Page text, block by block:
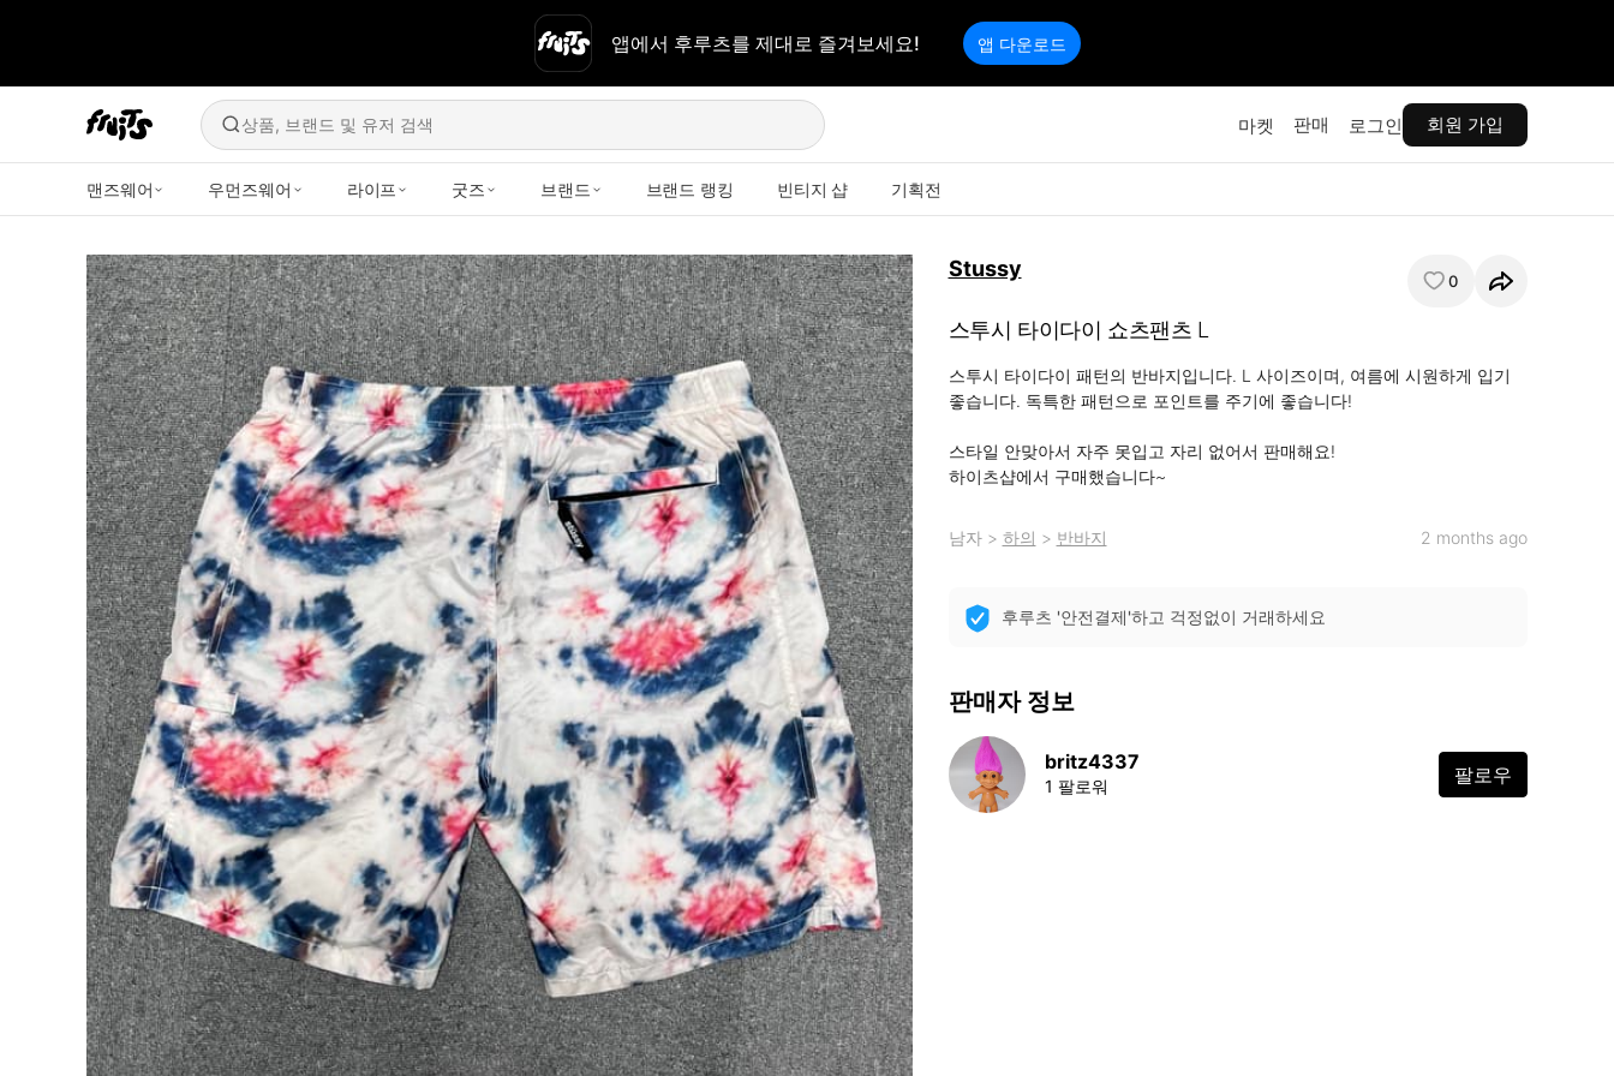
앱에서 후루츠를 제대로 즐겨보세요! 앱 다운로드
상품, 브랜드 및 유저 검색 마켓 판매 로그인 회원 가입
맨즈웨어 우먼즈웨어 라이프 굿즈 브랜드 브랜드 랭킹 빈티지 샵 기획전
Stussy 0
스투시 타이다이 쇼츠팬츠 L
스투시 타이다이 패턴의 반바지입니다. L 사이즈이며, 여름에 시원하게 입기
좋습니다. 독특한 패턴으로 포인트를 주기에 좋습니다!
스타일 안맞아서 자주 못입고 자리 없어서 판매해요!
하이츠샵에서 구매했습니다~
남자> 하의 > 반바지 2 months ago
후루츠 '안전결제'하고 걱정없이 거래하세요
판매자 정보
britz4337
1 팔로워 팔로우